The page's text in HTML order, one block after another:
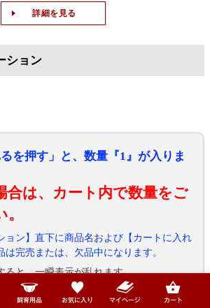
詳細を見る
ション
るを押す」と、数量『1』が入りま
合は、カート内で数量をご
ョン】直下に商品名および【カートに入れ
は完売または、欠品中になります。
ると、一瞬表示が乱れます。